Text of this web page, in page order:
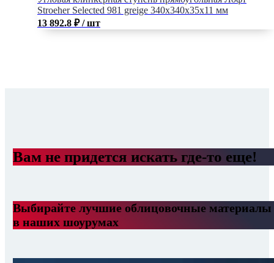
Stroeher Selected 981 greige 340х340х35х11 мм
13 892.8 ₽ / шт
Вам не придется искать где-то еще!
Выбирайте лучшие облицовочные материалы
в наших шоурумах